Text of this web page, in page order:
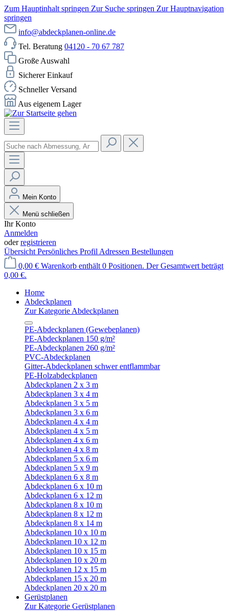
Zum Hauptinhalt springen Zur Suche springen Zur Hauptnavigation
springen
info@abdeckplanen-online.de
Tel. Beratung 04120 - 70 67 787
Große Auswahl
Sicherer Einkauf
Schneller Versand
Aus eigenem Lager
Mein Konto
Menü schließen
Ihr Konto
Anmelden
oderregistrieren
Übersicht Persönliches Profil Adressen Bestellungen
0,00 € Warenkorb enthält 0 Positionen. Der Gesamtwert beträgt
0,00 €.
Home
Abdeckplanen
Zur Kategorie Abdeckplanen
PE-Abdeckplanen (Gewebeplanen)
PE-Abdeckplanen 150 g/m²
PE-Abdeckplanen 260 g/m²
PVC-Abdeckplanen
Gitter-Abdeckplanen schwer entflammbar
PE-Holzabdeckplanen
Abdeckplanen 2 x 3 m
Abdeckplanen 3 x 4 m
Abdeckplanen 3 x 5 m
Abdeckplanen 3 x 6 m
Abdeckplanen 4 x 4 m
Abdeckplanen 4 x 5 m
Abdeckplanen 4 x 6 m
Abdeckplanen 4 x 8 m
Abdeckplanen 5 x 6 m
Abdeckplanen 5 x 9 m
Abdeckplanen 6 x 8 m
Abdeckplanen 6 x 10 m
Abdeckplanen 6 x 12 m
Abdeckplanen 8 x 10 m
Abdeckplanen 8 x 12 m
Abdeckplanen 8 x 14 m
Abdeckplanen 10 x 10 m
Abdeckplanen 10 x 12 m
Abdeckplanen 10 x 15 m
Abdeckplanen 10 x 20 m
Abdeckplanen 12 x 15 m
Abdeckplanen 15 x 20 m
Abdeckplanen 20 x 20 m
Gerüstplanen
Zur Kategorie Gerüstplanen